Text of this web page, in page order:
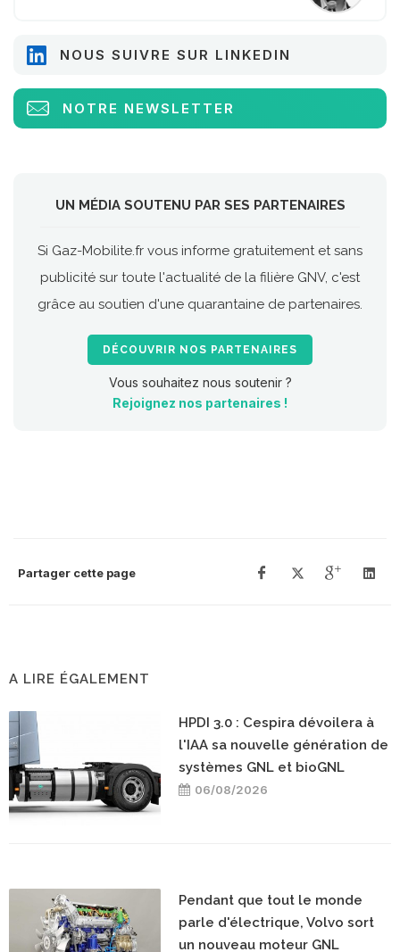
NOUS SUIVRE SUR LINKEDIN
NOTRE NEWSLETTER
UN MÉDIA SOUTENU PAR SES PARTENAIRES
Si Gaz-Mobilite.fr vous informe gratuitement et sans
publicité sur toute l'actualité de la filière GNV, c'est
grâce au soutien d'une quarantaine de partenaires.
DÉCOUVRIR NOS PARTENAIRES
Vous souhaitez nous soutenir ?
Rejoignez nos partenaires !
Partager cette page
A LIRE ÉGALEMENT
HPDI 3.0 : Cespira dévoilera à
l'IAA sa nouvelle génération de
systèmes GNL et bioGNL
06/08/2026
Pendant que tout le monde
parle d'électrique, Volvo sort
un nouveau moteur GNL